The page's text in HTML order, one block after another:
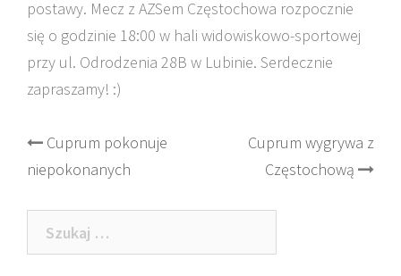
postawy. Mecz z AZSem Częstochowa rozpocznie
się o godzinie 18:00 w hali widowiskowo-sportowej
przy ul. Odrodzenia 28B w Lubinie. Serdecznie
zapraszamy! :)
Post
navigation
Cuprum pokonuje
niepokonanych
Cuprum wygrywa z
Częstochową
Szukaj: